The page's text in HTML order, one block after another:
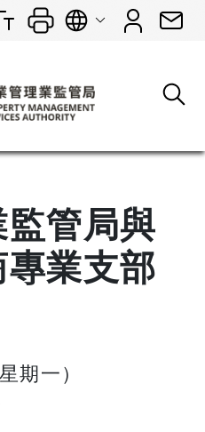
管局與
業支部
期一）